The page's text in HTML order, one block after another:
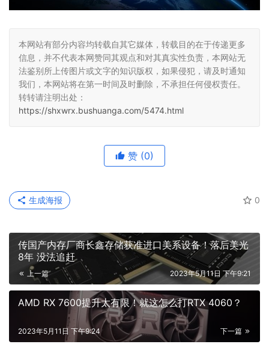
本网站有部分内容均转载自其它媒体，转载目的在于传递更多
信息，并不代表本网赞同其观点和对其真实性负责，本网站无
法鉴别所上传图片或文字的知识版权，如果侵犯，请及时通知
我们，本网站将在第一时间及时删除，不承担任何侵权责任。
转转请注明出处：
https://shxwrx.bushuanga.com/5474.html
赞 (0)
0
生成海报
传国产内存厂商长鑫存储获准进口美系设备！落后美光
8年 没法追赶
上一篇 2023年5月11日 下午9:21
AMD RX 7600提升太有限！就这怎么打RTX 4060？
下一篇
2023年5月11日 下午9:24